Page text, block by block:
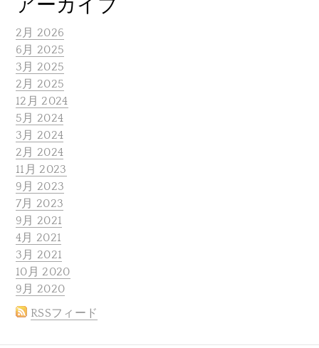
2月 2026
6月 2025
3月 2025
2月 2025
12月 2024
5月 2024
3月 2024
2月 2024
11月 2023
9月 2023
7月 2023
9月 2021
4月 2021
3月 2021
10月 2020
9月 2020
RSSフィード